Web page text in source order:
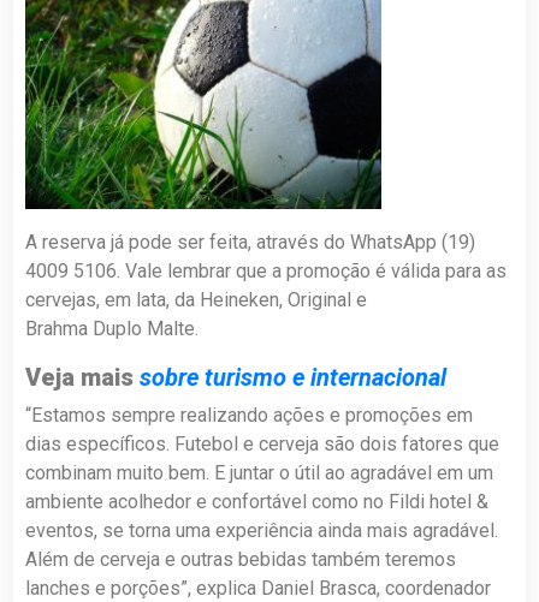
A reserva já pode ser feita, através do WhatsApp (19)
4009 5106. Vale lembrar que a promoção é válida para as
cervejas, em lata, da Heineken, Original e
Brahma Duplo Malte.
Veja maissobre turismo e internacional
“Estamos sempre realizando ações e promoções em
dias específicos. Futebol e cerveja são dois fatores que
combinam muito bem. E juntar o útil ao agradável em um
ambiente acolhedor e confortável como no Fildi hotel &
eventos, se torna uma experiência ainda mais agradável.
Além de cerveja e outras bebidas também teremos
lanches e porções”, explica Daniel Brasca, coordenador